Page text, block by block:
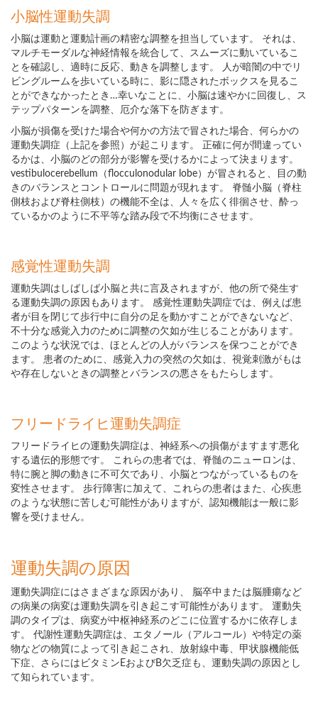
小脳性運動失調
小脳は運動と運動計画の精密な調整を担当しています。 それは、
マルチモーダルな神経情報を統合して、スムーズに動いているこ
とを確認し、適時に反応、動きを調整します。 人が暗闇の中でリ
ビングルームを歩いている時に、影に隠されたボックスを見るこ
とができなかったとき…幸いなことに、小脳は速やかに回復し、ス
テップパターンを調整、厄介な落下を防ぎます。
小脳が損傷を受けた場合や何かの方法で冒された場合、何らかの
運動失調症（上記を参照）が起こります。 正確に何が間違ってい
るかは、小脳のどの部分が影響を受けるかによって決まります。
vestibulocerebellum（flocculonodular lobe）が冒されると、目の動
きのバランスとコントロールに問題が現れます。 脊髄小脳（脊柱
側枝および脊柱側枝）の機能不全は、人々を広く徘徊させ、酔っ
ているかのように不平等な踏み段で不均衡にさせます。
感覚性運動失調
運動失調はしばしば小脳と共に言及されますが、他の所で発生す
る運動失調の原因もあります。 感覚性運動失調症では、例えば患
者が目を閉じて歩行中に自分の足を動かすことができないなど、
不十分な感覚入力のために調整の欠如が生じることがあります。
このような状況では、ほとんどの人がバランスを保つことができ
ます。 患者のために、感覚入力の突然の欠如は、視覚刺激がもは
や存在しないときの調整とバランスの悪さをもたらします。
フリードライヒ運動失調症
フリードライヒの運動失調症は、神経系への損傷がますます悪化
する遺伝的形態です。 これらの患者では、脊髄のニューロンは、
特に腕と脚の動きに不可欠であり、小脳とつながっているものを
変性させます。 歩行障害に加えて、これらの患者はまた、心疾患
のような状態に苦しむ可能性がありますが、認知機能は一般に影
響を受けません。
運動失調の原因
運動失調症にはさまざまな原因があり、 脳卒中または脳腫瘍など
の病巣の病変は運動失調を引き起こす可能性があります。 運動失
調のタイプは、病変が中枢神経系のどこに位置するかに依存しま
す。 代謝性運動失調症は、エタノール（アルコール）や特定の薬
物などの物質によって引き起こされ、放射線中毒、甲状腺機能低
下症、さらにはビタミンEおよびB欠乏症も、運動失調の原因とし
て知られています。